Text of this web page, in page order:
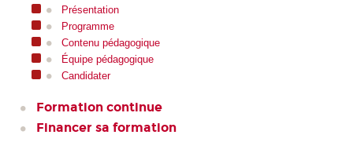
Présentation
Programme
Contenu pédagogique
Équipe pédagogique
Candidater
Formation continue
Financer sa formation